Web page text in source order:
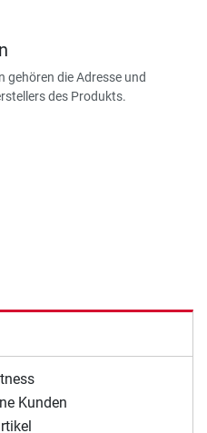
die Adresse und
des Produkts.
Kunden